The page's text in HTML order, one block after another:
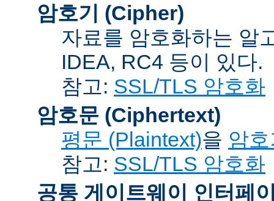
암호기 (Cipher)
자료를 암호화하는 알
IDEA, RC4 등이 있다.
참고: SSL/TLS 암호화
암호문 (Ciphertext)
평문 (Plaintext)을 암
참고: SSL/TLS 암호화
공통 게이트웨이 인터페